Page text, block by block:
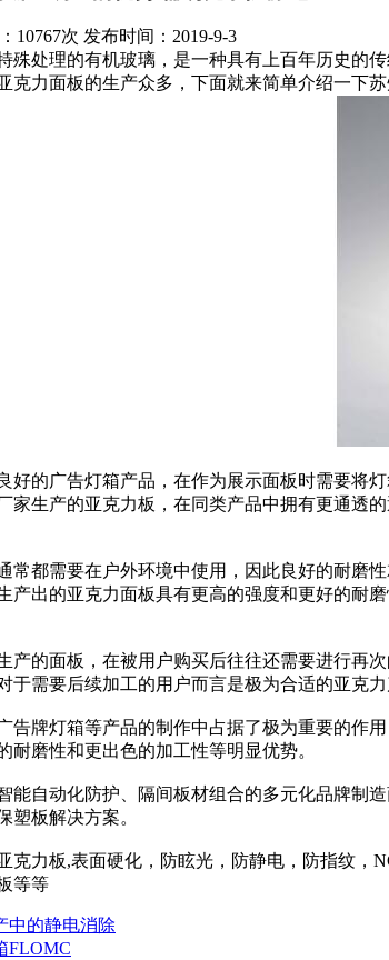
10767次 发布时间：2019-9-3
殊处理的有机玻璃，是一种具有上百年历史的
克力面板的生产众多，下面就来简单介绍一下
好的广告灯箱产品，在作为展示面板时需要将
家生产的亚克力板，在同类产品中拥有更通透
常都需要在户外环境中使用，因此良好的耐磨
产出的亚克力面板具有更高的强度和更好的耐
产的面板，在被用户购买后往往还需要进行再
于需要后续加工的用户而言是极为合适的亚克力
告牌灯箱等产品的制作中占据了极为重要的作
耐磨性和更出色的加工性等明显优势。
能自动化防护、隔间板材组合的多元化品牌制
塑板解决方案。
克力板,表面硬化，防眩光，防静电，防指纹
等等
中的静电消除
FLOMC